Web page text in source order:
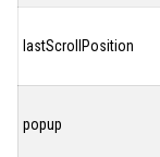
lastScrollPosition
popup